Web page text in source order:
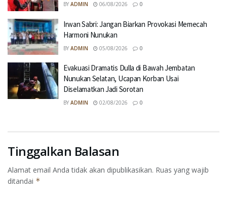
BY ADMIN 06/08/2026 0
Irwan Sabri: Jangan Biarkan Provokasi Memecah
Harmoni Nunukan
BY ADMIN 05/08/2026 0
Evakuasi Dramatis Dulla di Bawah Jembatan
Nunukan Selatan, Ucapan Korban Usai
Diselamatkan Jadi Sorotan
BY ADMIN 02/08/2026 0
Tinggalkan Balasan
Alamat email Anda tidak akan dipublikasikan. Ruas yang wajib
ditandai *